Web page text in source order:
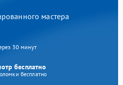
мастера
30 минут
бесплатно
бесплатно